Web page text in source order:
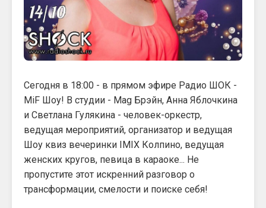
Сегодня в 18:00 - в прямом эфире Радио ШОК -
MiF Шоу! В студии - Mag Брэйн, Анна Яблочкина
и Светлана Гулякина - человек-оркестр,
ведущая мероприятий, организатор и ведущая
Шоу квиз вечеринки IMIX Колпино, ведущая
женских кругов, певица в караоке... Не
пропустите этот искренний разговор о
трансформации, смелости и поиске себя!